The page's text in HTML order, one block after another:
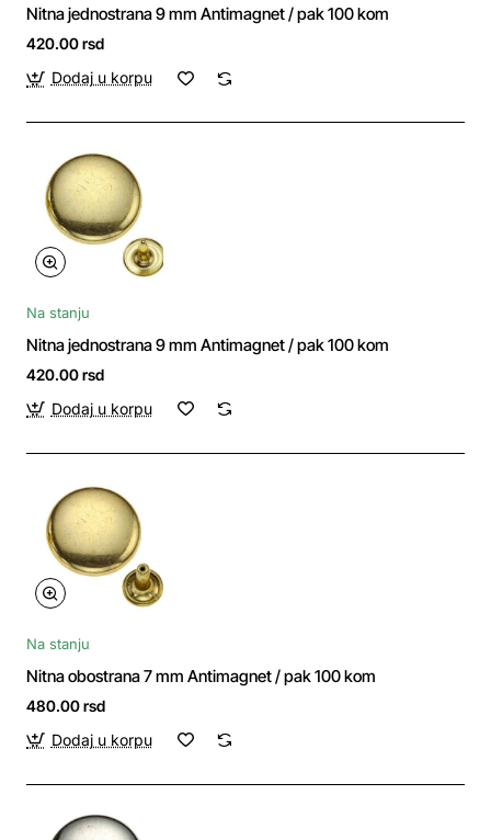
Nitna jednostrana 9 mm Antimagnet / pak 100 kom
420.00 rsd
Dodaj u korpu
Na stanju
Nitna jednostrana 9 mm Antimagnet / pak 100 kom
420.00 rsd
Dodaj u korpu
Na stanju
Nitna obostrana 7 mm Antimagnet / pak 100 kom
480.00 rsd
Dodaj u korpu